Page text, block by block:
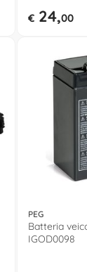
€24,00
PEG
Batteria
IGOD0098